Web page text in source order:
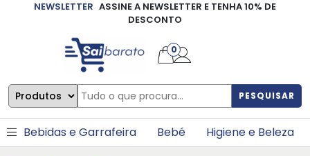
NEWSLETTER ASSINE A NEWSLETTER E TENHA 10% DE
DESCONTO
PESQUISAR
0
Bebidas e Garrafeira Bebé Higiene e Beleza